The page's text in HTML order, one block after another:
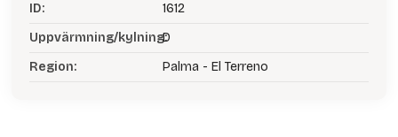
ID:
1612
Uppvärmning/kylning:D
Region:
Palma - El Terreno